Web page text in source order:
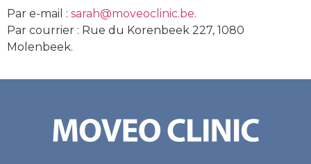
Par e-mail : sarah@moveoclinic.be.
Par courrier : Rue du Korenbeek 227, 1080
Molenbeek.